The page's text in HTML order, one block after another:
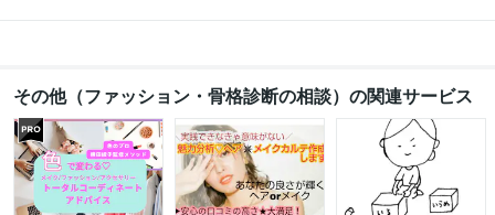
その他（ファッション・骨格診断の相談）の関連サービス